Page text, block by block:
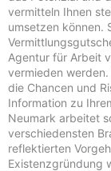
vermitteln Ihnen
umsetzen können.
Agentur für Arbeit
vermieden werden.
die Chancen und
Information zu
Neumark arbeitet
verschiedensten
reflektierten
Existenzgründung